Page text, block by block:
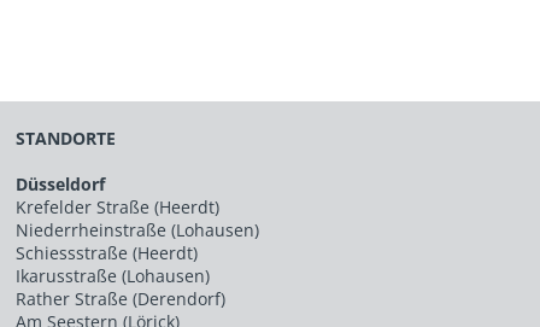
STANDORTE
Düsseldorf
Krefelder Straße (Heerdt)
Niederrheinstraße (Lohausen)
Schiessstraße (Heerdt)
Ikarusstraße (Lohausen)
Rather Straße (Derendorf)
Am Seestern (Lörick)